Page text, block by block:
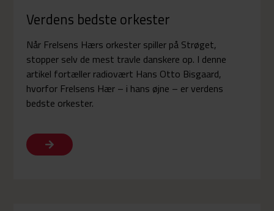
Verdens bedste orkester
Når Frelsens Hærs orkester spiller på Strøget,
stopper selv de mest travle danskere op. I denne
artikel fortæller radiovært Hans Otto Bisgaard,
hvorfor Frelsens Hær – i hans øjne – er verdens
bedste orkester.